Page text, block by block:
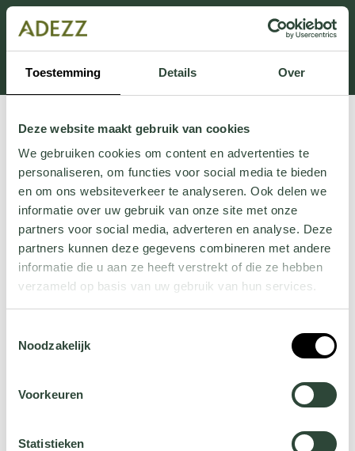
Toestemming Details Over
Deze website maakt gebruik van cookies
We gebruiken cookies om content en advertenties te
personaliseren, om functies voor social media te bieden
en om ons websiteverkeer te analyseren. Ook delen we
informatie over uw gebruik van onze site met onze
partners voor social media, adverteren en analyse. Deze
partners kunnen deze gegevens combineren met andere
informatie die u aan ze heeft verstrekt of die ze hebben
verzameld op basis van uw gebruik van hun services.
jehier.
Noodzakelijk
Voorkeuren
Statistieken
Dit onderdeel is momenteel in onderhoud.
Als je informatie mist kun je ons bellen +31 413 274
168 of mailen
Customersupport@adezz.com.